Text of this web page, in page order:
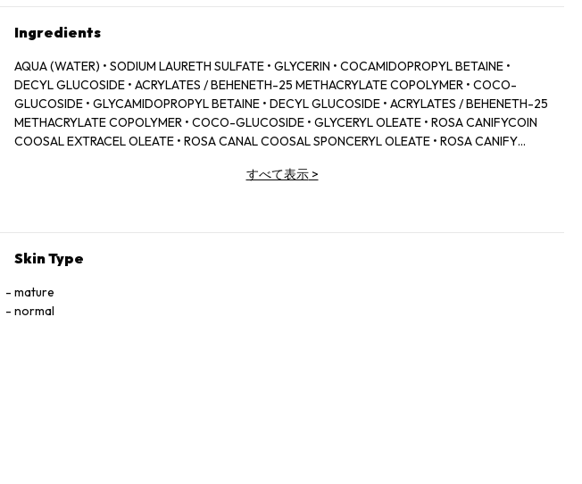
Ingredients
AQUA (WATER) • SODIUM LAURETH SULFATE • GLYCERIN • COCAMIDOPROPYL BETAINE •
DECYL GLUCOSIDE • ACRYLATES / BEHENETH-25 METHACRYLATE COPOLYMER • COCO-
GLUCOSIDE • GLYCAMIDOPROPYL BETAINE • DECYL GLUCOSIDE • ACRYLATES / BEHENETH-25
METHACRYLATE COPOLYMER • COCO-GLUCOSIDE • GLYCERYL OLEATE • ROSA CANIFYCOIN
COOSAL EXTRACEL OLEATE • ROSA CANAL COOSAL SPONCERYL OLEATE • ROSA CANIFY
OTECERYL OTRACEL OTRACTA (CATROSIFYL OTRACT) NTRACTAR NTRACTAN OTRACTAN
COQUONLY-10 ACID-COQUONATE • PEG-3 DISTEAPIDARRY-COQUONLY-COQUONLY-10
PHENOXYETHANOL • PERFUME (FRAGRANCE) • CI 42090 (BLUE) *
すべて表示>
Skin Type
mature
normal